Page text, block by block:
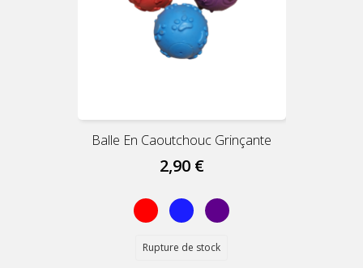
Balle En Caoutchouc Grinçante
2,90 €
Rouge Bleu Violet
Rupture de stock